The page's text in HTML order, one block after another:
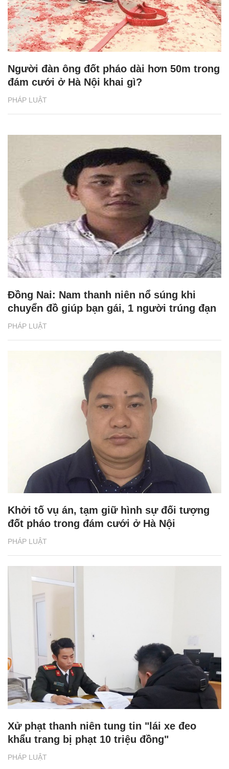
PHÁP LUẬT
Người đàn ông đốt pháo dài hơn 50m trong
đám cưới ở Hà Nội khai gì?
PHÁP LUẬT
Đồng Nai: Nam thanh niên nổ súng khi
chuyển đồ giúp bạn gái, 1 người trúng đạn
PHÁP LUẬT
Khởi tố vụ án, tạm giữ hình sự đối tượng
đốt pháo trong đám cưới ở Hà Nội
PHÁP LUẬT
Xử phạt thanh niên tung tin "lái xe đeo
khẩu trang bị phạt 10 triệu đồng"